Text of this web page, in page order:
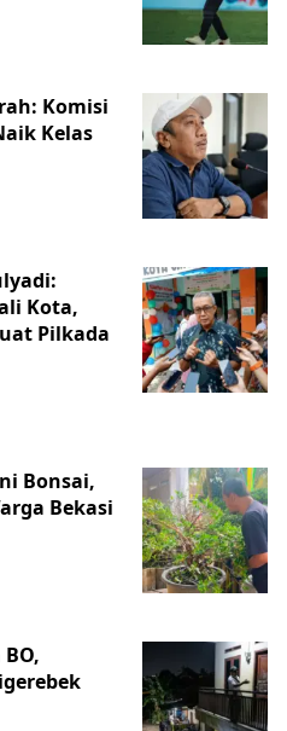
Komisi
Kelas
Kota,
Pilkada
Bonsai,
Bekasi